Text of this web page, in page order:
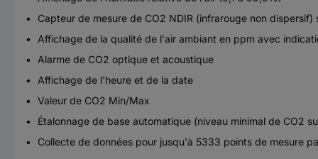
Capteur de mesure de CO2 NDIR (infrarouge non dispersif)
Affichage de la qualité de l'air ambiant en ppm avec
Alarme de CO2 optique et acoustique
Affichage de l'heure et de la date
Valeur de CO2 Min/Max
Étalonnage de base automatique (niveau minimal de CO2
Collecte de données pour jusqu'à 5333 points de mesure